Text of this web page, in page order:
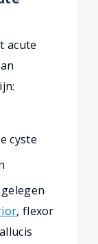
acute
cyste
, flexor